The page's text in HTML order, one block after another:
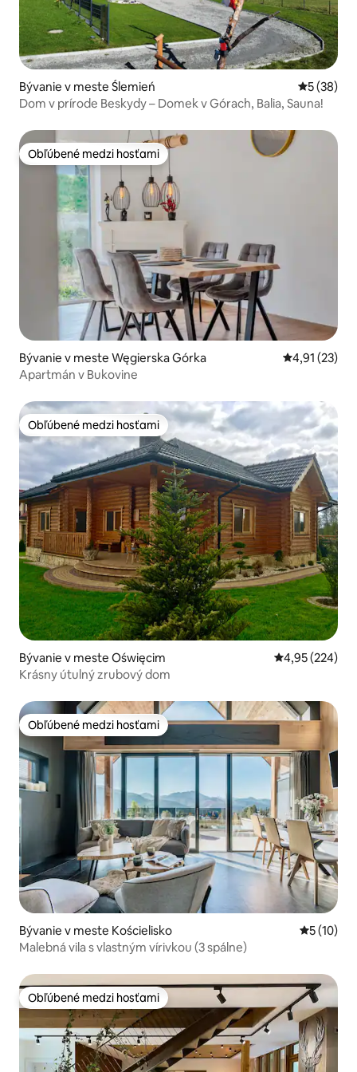
Bývanie v meste Ślemień
5 (38)
Dom v prírode Beskydy – Domek v Górach, Balia, Sauna!
Obľúbené medzi hosťami
Obľúbené medzi hosťami
Bývanie v meste Węgierska Górka Priemerné
4,91 (23)
Apartmán v Bukovine
Obľúbené medzi hosťami
Obľúbené medzi hosťami
Bývanie v meste Oświęcim Priemerné
4,95 (224)
Krásny útulný zrubový dom
Obľúbené medzi hosťami
Obľúbené medzi hosťami
Bývanie v meste Kościelisko
5 (10)
Malebná vila s vlastným vírivkou (3 spálne)
Obľúbené medzi hosťami
Obľúbené medzi hosťami